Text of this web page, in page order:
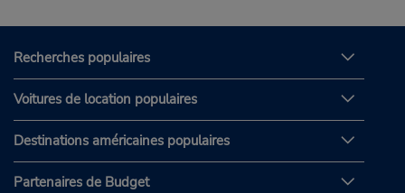
Recherches populaires
Voitures de location populaires
Destinations américaines populaires
Partenaires de Budget